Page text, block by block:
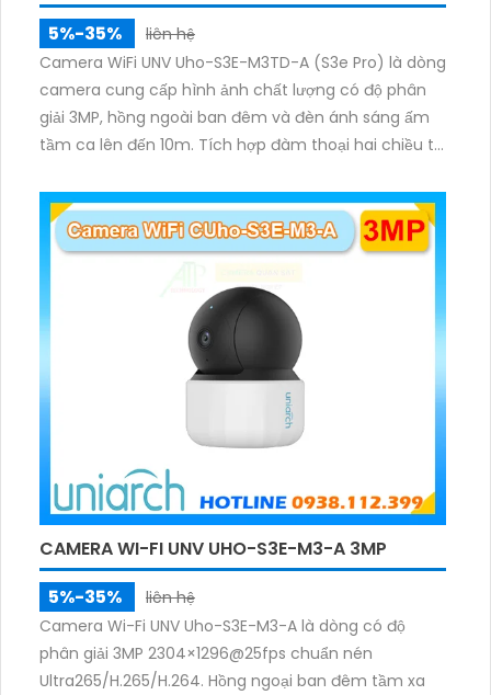
5%-35%
liên hệ
Camera WiFi UNV Uho-S3E-M3TD-A (S3e Pro) là dòng
camera cung cấp hình ảnh chất lượng có độ phân
giải 3MP, hồng ngoài ban đêm và đèn ánh sáng ấm
tầm ca lên đến 10m. Tích hợp đàm thoại hai chiều to
CAMERA WI-FI UNV UHO-S3E-M3-A 3MP
5%-35%
liên hệ
Camera Wi-Fi UNV Uho-S3E-M3-A là dòng có độ
phân giải 3MP 2304×1296@25fps chuẩn nén
Ultra265/H.265/H.264. Hồng ngoại ban đêm tầm xa